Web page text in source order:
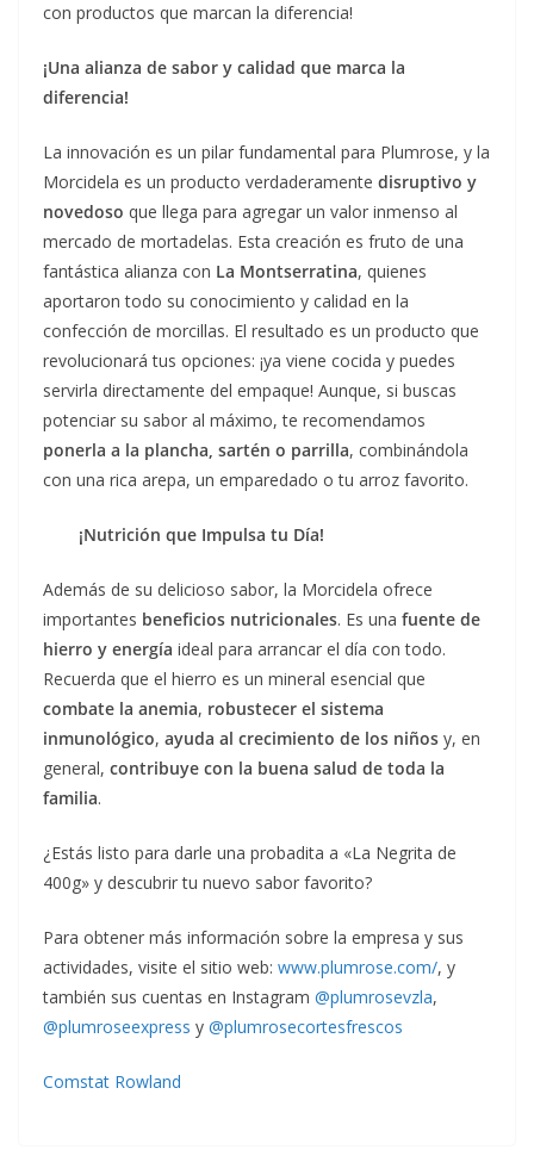
con productos que marcan la diferencia!
¡Una alianza de sabor y calidad que marca la
diferencia!
La innovación es un pilar fundamental para Plumrose, y la
Morcidela es un producto verdaderamente disruptivo y
novedoso que llega para agregar un valor inmenso al
mercado de mortadelas. Esta creación es fruto de una
fantástica alianza con La Montserratina, quienes
aportaron todo su conocimiento y calidad en la
confección de morcillas. El resultado es un producto que
revolucionará tus opciones: ¡ya viene cocida y puedes
servirla directamente del empaque! Aunque, si buscas
potenciar su sabor al máximo, te recomendamos
ponerla a la plancha, sartén o parrilla, combinándola
con una rica arepa, un emparedado o tu arroz favorito.
¡Nutrición que Impulsa tu Día!
Además de su delicioso sabor, la Morcidela ofrece
importantes beneficios nutricionales. Es una fuente de
hierro y energía ideal para arrancar el día con todo.
Recuerda que el hierro es un mineral esencial que
combate la anemia, robustecer el sistema
inmunológico, ayuda al crecimiento de los niños y, en
general, contribuye con la buena salud de toda la
familia.
¿Estás listo para darle una probadita a «La Negrita de
400g» y descubrir tu nuevo sabor favorito?
Para obtener más información sobre la empresa y sus
actividades, visite el sitio web: www.plumrose.com/, y
también sus cuentas en Instagram @plumrosevzla,
@plumroseexpress y @plumrosecortesfrescos
Comstat Rowland